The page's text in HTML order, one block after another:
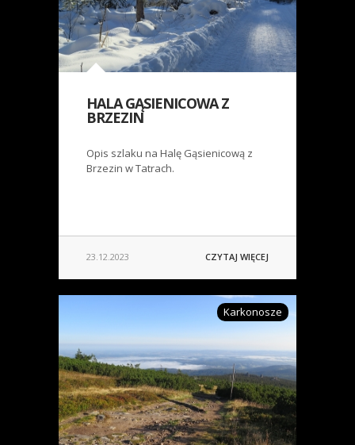
HALA GĄSIENICOWA Z
BRZEZIN
Opis szlaku na Halę Gąsienicową z
Brzezin w Tatrach.
23.12.2023 CZYTAJ WIĘCEJ
Karkonosze